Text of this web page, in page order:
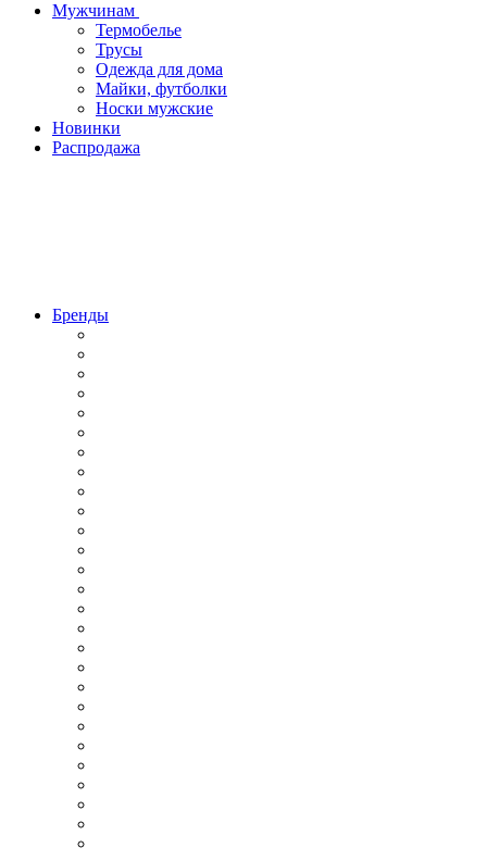
Мужчинам
Термобелье
Трусы
Одежда для дома
Майки, футболки
Носки мужские
Новинки
Распродажа
Бренды